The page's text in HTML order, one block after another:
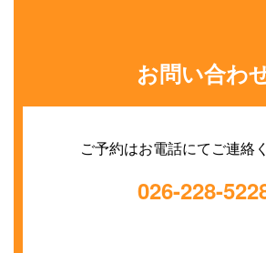
お問い合わ
ご予約はお電話にてご連絡
026-228-